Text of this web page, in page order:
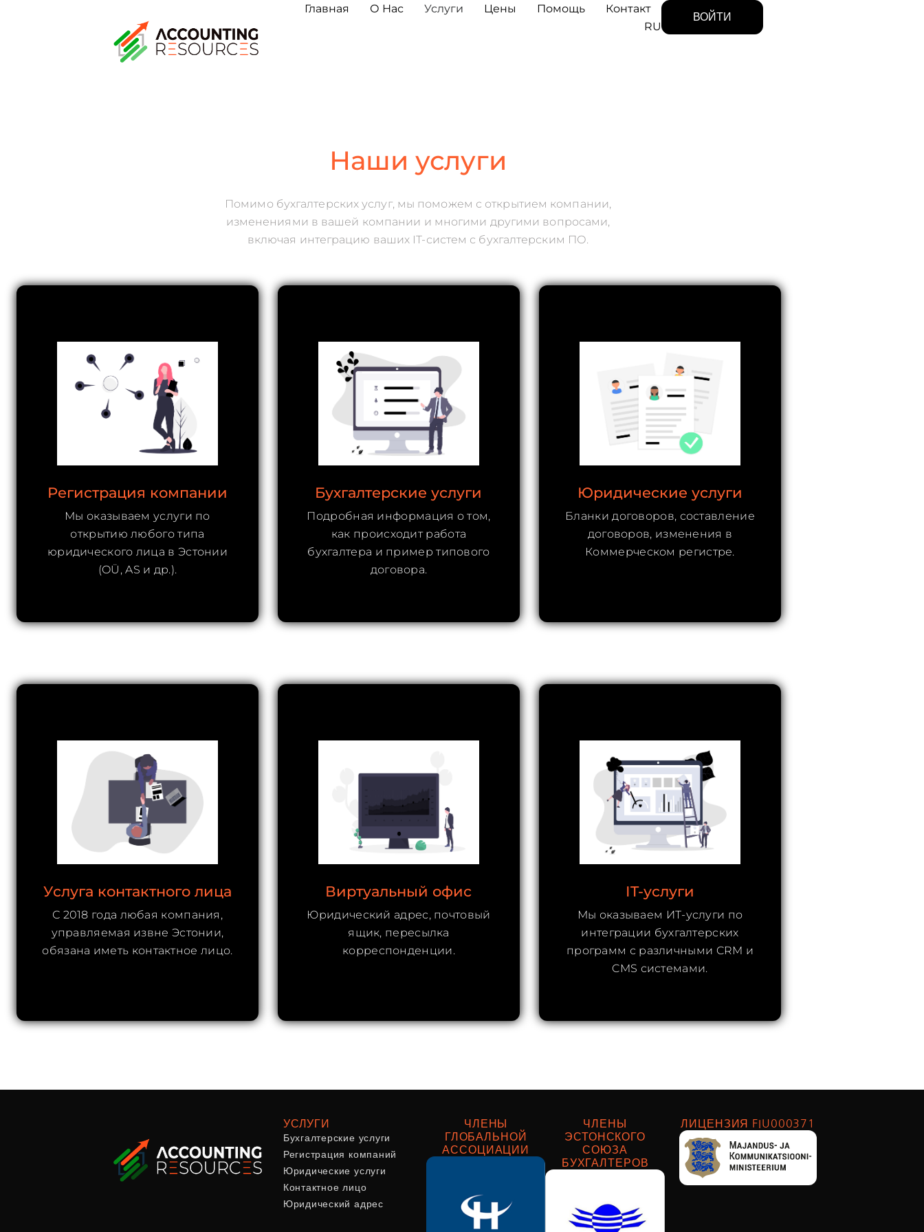
Главная О Нас Услуги Цены Помощь
Контакт
RU
ВОЙТИ
Наши услуги
Помимо бухгалтерских услуг, мы поможем с открытием компании,
изменениями в вашей компании и многими другими вопросами,
включая интеграцию ваших IT-систем с бухгалтерским ПО.
Регистрация компании
Мы оказываем услуги по
открытию любого типа
юридического лица в Эстонии
(OÜ, AS и др.).
Бухгалтерские услуги
Подробная информация о том,
как происходит работа
бухгалтера и пример типового
договора.
Юридические услуги
Бланки договоров, составление
договоров, изменения в
Коммерческом регистре.
Услуга контактного лица
С 2018 года любая компания,
управляемая извне Эстонии,
обязана иметь контактное лицо.
Виртуальный офис
Юридический адрес, почтовый
ящик, пересылка
корреспонденции.
IT-услуги
Мы оказываем ИТ-услуги по
интеграции бухгалтерских
программ с различными CRM и
CMS системами.
УСЛУГИ
Бухгалтерские услуги
Регистрация компаний
Юридические услуги
Контактное лицо
Юридический адрес
ЧЛЕНЫ
ГЛОБАЛЬНОЙ
АССОЦИАЦИИ
ЧЛЕНЫ
ЭСТОНСКОГО
СОЮЗА
БУХГАЛТЕРОВ
ЛИЦЕНЗИЯ FIU000371